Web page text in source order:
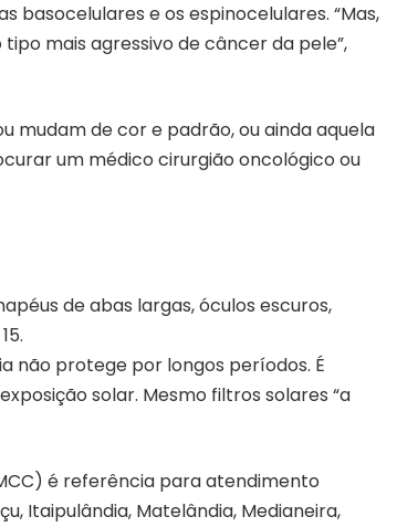
basocelulares e os espinocelulares. “Mas,
mais agressivo de câncer da pele”,
mudam de cor e padrão, ou ainda aquela
um médico cirurgião oncológico ou
de abas largas, óculos escuros,
não protege por longos períodos. É
solar. Mesmo filtros solares “a
é referência para atendimento
Itaipulândia, Matelândia, Medianeira,